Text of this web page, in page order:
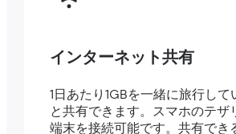
インターネット共有
1日あたり1GBを一緒に旅行して
と共有できます。スマホのテザ
端末を接続可能です。共有でき